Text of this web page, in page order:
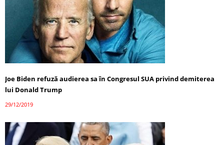
Joe Biden refuză audierea sa în Congresul SUA privind demiterea
lui Donald Trump
29/12/2019